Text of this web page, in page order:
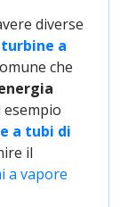
diverse
turbine a
che
esempio
a tubi di
il
a vapore